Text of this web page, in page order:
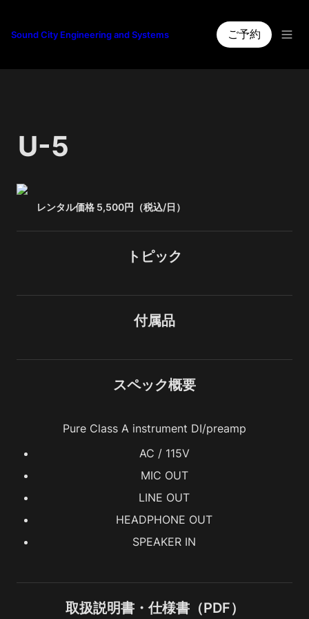
Sound City Engineering and Systems ご予約
U-5
レンタル価格 5,500円（税込/日）
トピック
付属品
スペック概要
Pure Class A instrument DI/preamp
AC / 115V
MIC OUT
LINE OUT
HEADPHONE OUT
SPEAKER IN
取扱説明書・仕様書（PDF）